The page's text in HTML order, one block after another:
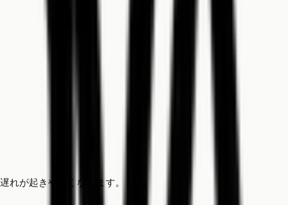
れが起きやすくなります。